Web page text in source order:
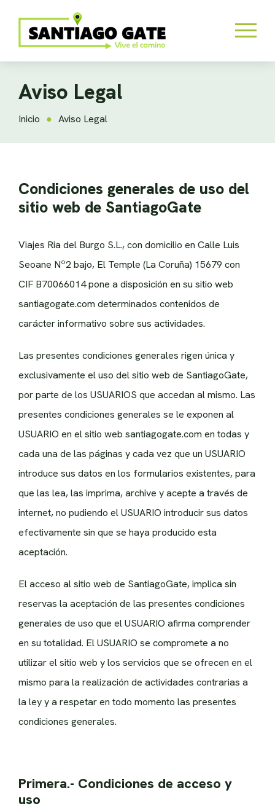
Aviso Legal
Inicio Aviso Legal
Condiciones generales de uso del
sitio web de SantiagoGate
Viajes Ria del Burgo S.L., con domicilio en Calle Luis
Seoane Nº2 bajo, El Temple (La Coruña) 15679 con
CIF B70066014 pone a disposición en su sitio web
santiagogate.com determinados contenidos de
carácter informativo sobre sus actividades.
Las presentes condiciones generales rigen única y
exclusivamente el uso del sitio web de SantiagoGate,
por parte de los USUARIOS que accedan al mismo. Las
presentes condiciones generales se le exponen al
USUARIO en el sitio web santiagogate.com en todas y
cada una de las páginas y cada vez que un USUARIO
introduce sus datos en los formularios existentes, para
que las lea, las imprima, archive y acepte a través de
internet, no pudiendo el USUARIO introducir sus datos
efectivamente sin que se haya producido esta
aceptación.
El acceso al sitio web de SantiagoGate, implica sin
reservas la aceptación de las presentes condiciones
generales de uso que el USUARIO afirma comprender
en su totalidad. El USUARIO se compromete a no
utilizar el sitio web y los servicios que se ofrecen en el
mismo para la realización de actividades contrarias a
la ley y a respetar en todo momento las presentes
condiciones generales.
Primera.- Condiciones de acceso y
uso